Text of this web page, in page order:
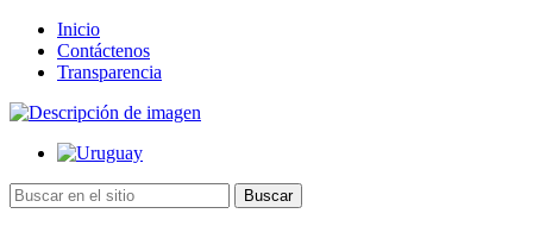
Inicio
Contáctenos
Transparencia